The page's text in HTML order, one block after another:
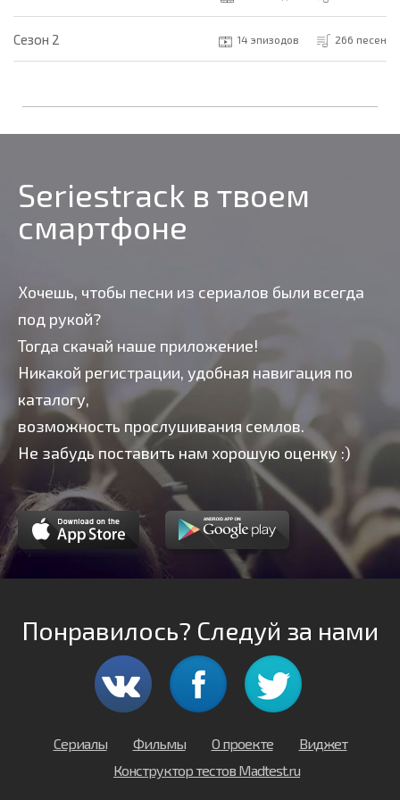
Cезон 2 14 эпизодов 266 песен
Seriestrack в твоем
смартфоне
Хочешь, чтобы песни из сериалов были всегда
под рукой?
Тогда скачай наше приложение!
Никакой регистрации, удобная навигация по
каталогу,
возможность прослушивания семлов.
Не забудь поставить нам хорошую оценку :)
Понравилось? Следуй за нами
Сериалы Фильмы О проекте
Виджет
Конструктор тестов Madtest.ru